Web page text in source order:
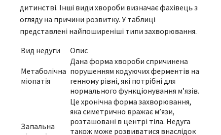
дитинстві. Інші види хвороби визначає фахівець з
огляду на причини розвитку. У таблиці
представлені найпоширеніші типи захворювання.
Вид недуги
Опис
Метаболічна
міопатія
Дана форма хвороби спричинена
порушенням кодуючих ферментів на
генному рівні, які потрібні для
нормального функціонування м’язів.
Запальна
Це хронічна форма захворювання,
яка симетрично вражає м’язи,
розташовані в центрі тіла. Недуга
також може розвиватися внаслідок